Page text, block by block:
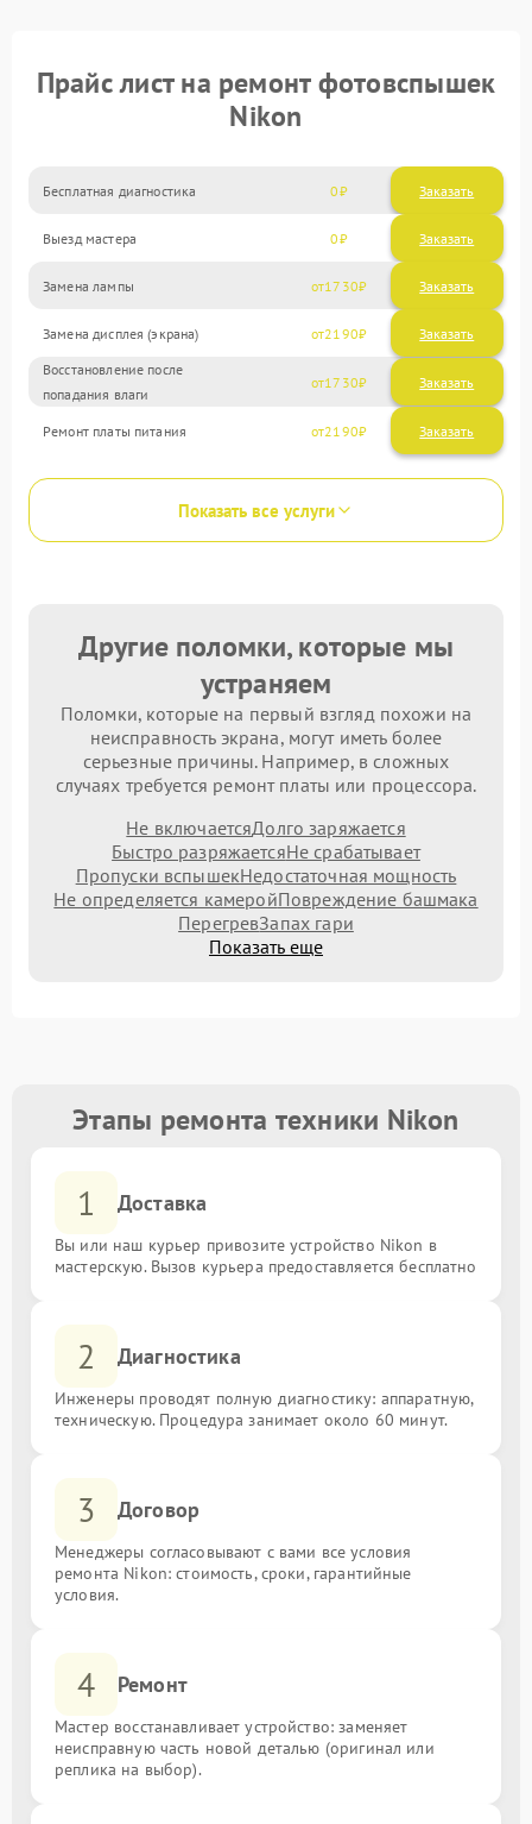
Прайс лист на ремонт фотовспышек
Nikon
Бесплатная диагностика 0 Заказать
Выезд мастера 0 Заказать
Замена лампы 1730
Замена дисплея (экрана) 2190
Восстановление после
попадания влаги
1730
Ремонт платы питания 2190
Показать все услуги
Другие поломки, которые мы
устраняем
Поломки, которые на первый взгляд похожи на
неисправность экрана, могут иметь более
серьезные причины. Например, в сложных
случаях требуется ремонт платы или процессора.
Не включаетсяДолго заряжается
Быстро разряжаетсяНе срабатывает
Пропуски вспышекНедостаточная мощность
Не определяется камеройПовреждение башмака
ПерегревЗапах гари
Показать еще
Этапы ремонта техники Nikon
1 Доставка
Вы или наш курьер привозите устройство Nikon в
мастерскую. Вызов курьера предоставляется бесплатно
2 Диагностика
Инженеры проводят полную диагностику: аппаратную,
техническую. Процедура занимает около 60 минут.
3 Договор
Менеджеры согласовывают с вами все условия
ремонта Nikon: стоимость, сроки, гарантийные
условия.
4 Ремонт
Мастер восстанавливает устройство: заменяет
неисправную часть новой деталью (оригинал или
реплика на выбор).